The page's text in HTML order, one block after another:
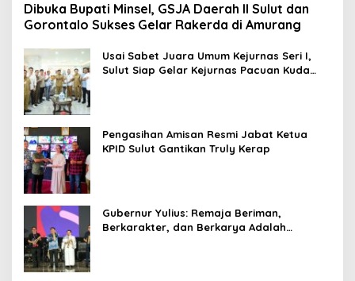
Dibuka Bupati Minsel, GSJA Daerah II Sulut dan
Gorontalo Sukses Gelar Rakerda di Amurang
Usai Sabet Juara Umum Kejurnas Seri I,
Sulut Siap Gelar Kejurnas Pacuan Kuda
Pengasihan Amisan Resmi Jabat Ketua
KPID Sulut Gantikan Truly Kerap
Gubernur Yulius: Remaja Beriman,
Berkarakter, dan Berkarya Adalah